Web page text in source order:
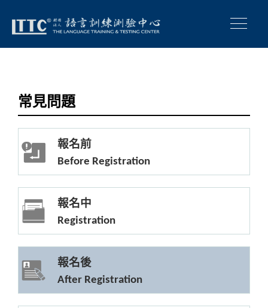
常見問題
報名前
Before Registration
報名中
Registration
報名後
After Registration